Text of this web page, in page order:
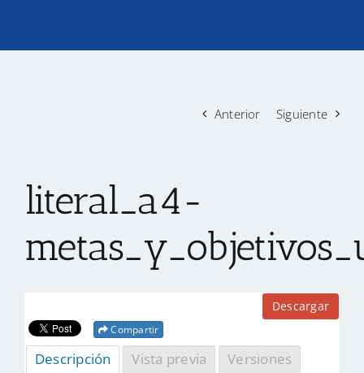
TRANSPARENCIA
CONTACTO
Anterior Siguiente
literal_a4-
Descargar
Compartir
Descripción Vista previa Versiones